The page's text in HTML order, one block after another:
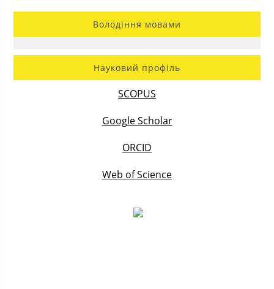
Володіння мовами
Науковий профіль
SCOPUS
Google Scholar
ORCID
Web of Science